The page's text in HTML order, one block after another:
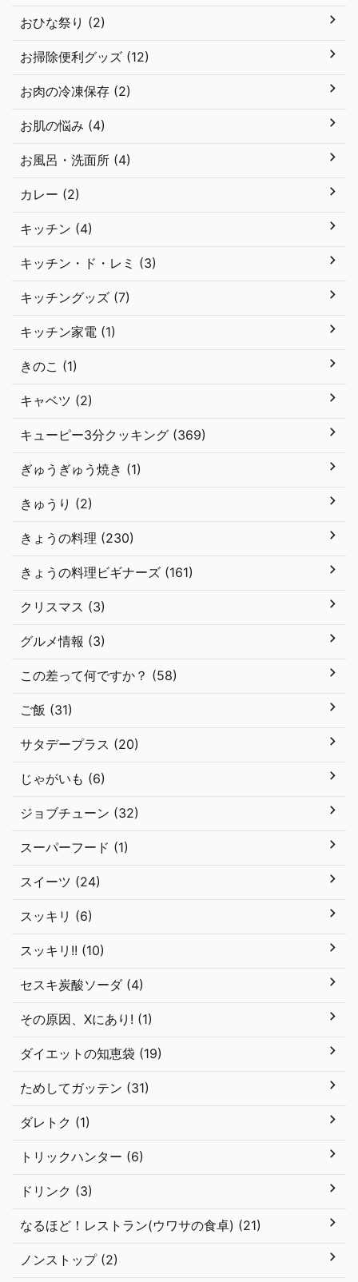
おひな祭り (2)
お掃除便利グッズ (12)
お肉の冷凍保存 (2)
お肌の悩み (4)
お風呂・洗面所 (4)
カレー (2)
キッチン (4)
キッチン・ド・レミ (3)
キッチングッズ (7)
キッチン家電 (1)
きのこ (1)
キャベツ (2)
キューピー3分クッキング (369)
ぎゅうぎゅう焼き (1)
きゅうり (2)
きょうの料理 (230)
きょうの料理ビギナーズ (161)
クリスマス (3)
グルメ情報 (3)
この差って何ですか？ (58)
ご飯 (31)
サタデープラス (20)
じゃがいも (6)
ジョブチューン (32)
スーパーフード (1)
スイーツ (24)
スッキリ (6)
スッキリ!! (10)
セスキ炭酸ソーダ (4)
その原因、Xにあり! (1)
ダイエットの知恵袋 (19)
ためしてガッテン (31)
ダレトク (1)
トリックハンター (6)
ドリンク (3)
なるほど！レストラン(ウワサの食卓) (21)
ノンストップ (2)